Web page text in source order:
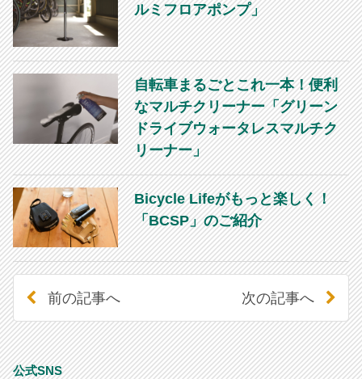
ルミフロアポンプ」
自転車まるごとこれ一本！便利
なマルチクリーナー「グリーン
ドライブウォータレスマルチク
リーナー」
Bicycle Lifeがもっと楽しく！
「BCSP」のご紹介
前の記事へ 次の記事へ
公式SNS